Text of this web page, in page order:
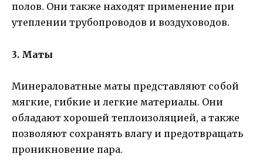
полов. Они также находят применение при
утеплении трубопроводов и воздуховодов.
3. Маты
Минераловатные маты представляют собой
мягкие, гибкие и легкие материалы. Они
обладают хорошей теплоизоляцией, а также
позволяют сохранять влагу и предотвращать
проникновение пара.